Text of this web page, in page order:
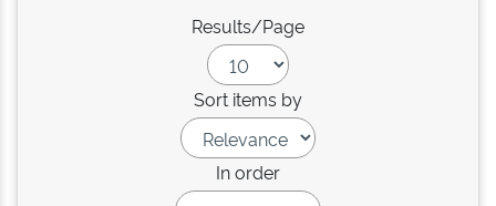
Results/Page
Sort items by
In order